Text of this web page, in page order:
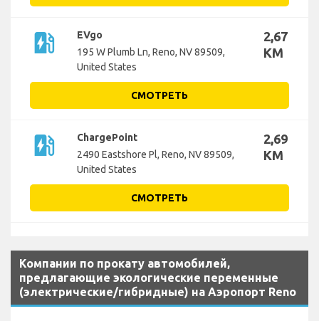
ev_station
EVgo
195 W Plumb Ln, Reno, NV 89509,
United States
2,67
KM
СМОТРЕТЬ
ev_station
ChargePoint
2490 Eastshore Pl, Reno, NV 89509,
United States
2,69
KM
СМОТРЕТЬ
Компании по прокату автомобилей,
предлагающие экологические переменные
(электрические/гибридные) на Аэропорт Reno